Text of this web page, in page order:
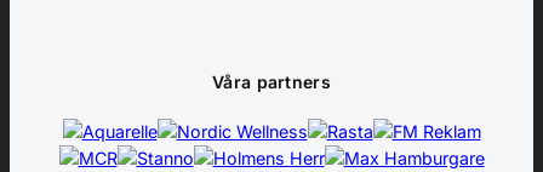
Våra partners